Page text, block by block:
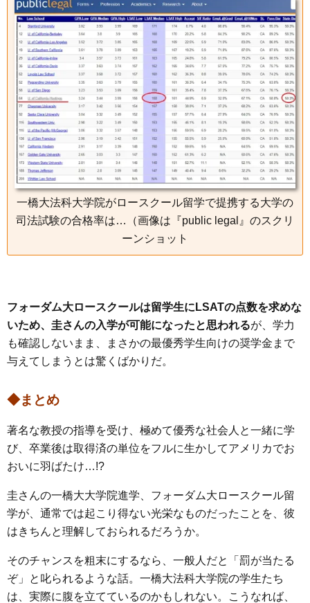
一橋大法科大学院がロースクール留学で提携する大学の
司法試験の合格率は…（画像は『public legal』のスクリ
ーンショット
フォーダム大ロースクールは留学生にLSATの点数を求めな
いため、圭さんの入学が可能になったと思われるが、学力
も確認しないまま、まさかの最優秀学生向けの奨学金まで
与えてしまうとは驚くばかりだ。
◆まとめ
著名な教授の指導を受け、極めて優秀な社会人と一緒に学
び、卒業後は取得済の単位をフルに生かしてアメリカでお
おいに羽ばたけ…!?
圭さんの一橋大大学院進学、フォーダム大ロースクール留
学が、通常では起こり得ない光栄なものだったことを、彼
はきちんと理解しておられるだろうか。
そのチャンスを粗末にするなら、一般人だと「罰が当たる
ぞ」と叱られるような話。一橋大法科大学院の学生たち
は、実際に腹を立てているのかもしれない。こうなれば、